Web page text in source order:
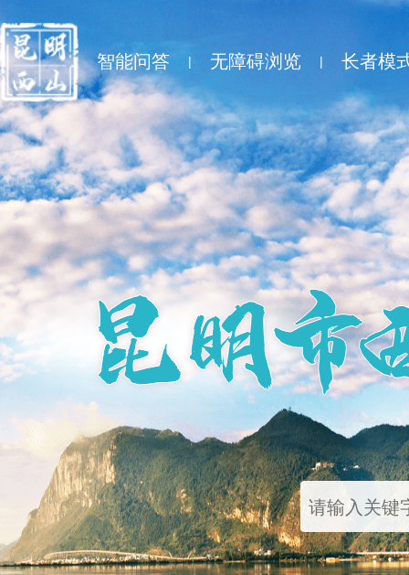
智能问答 | 无障碍浏览 | 长者模